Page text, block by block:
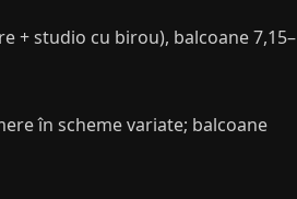
+ studio cu birou), balcoane 7,15–
în scheme variate; balcoane